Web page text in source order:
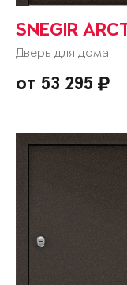
SNEGIR
Дверь для дома
от 53 295